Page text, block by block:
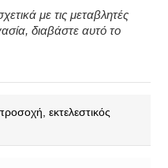
με τις μεταβλητές
διαβάστε αυτό το
εκτελεστικός